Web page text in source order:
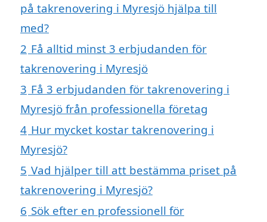
på takrenovering i Myresjö hjälpa till
med?
2 Få alltid minst 3 erbjudanden för
takrenovering i Myresjö
3 Få 3 erbjudanden för takrenovering i
Myresjö från professionella företag
4 Hur mycket kostar takrenovering i
Myresjö?
5 Vad hjälper till att bestämma priset på
takrenovering i Myresjö?
6 Sök efter en professionell för